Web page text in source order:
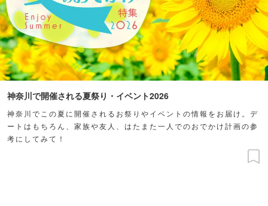
神奈川で開催される夏祭り・イベント2026
神奈川でこの夏に開催されるお祭りやイベントの情報をお届け。デ
ートはもちろん、家族や友人、はたまた一人でのおでかけ計画の参
考にしてみて！